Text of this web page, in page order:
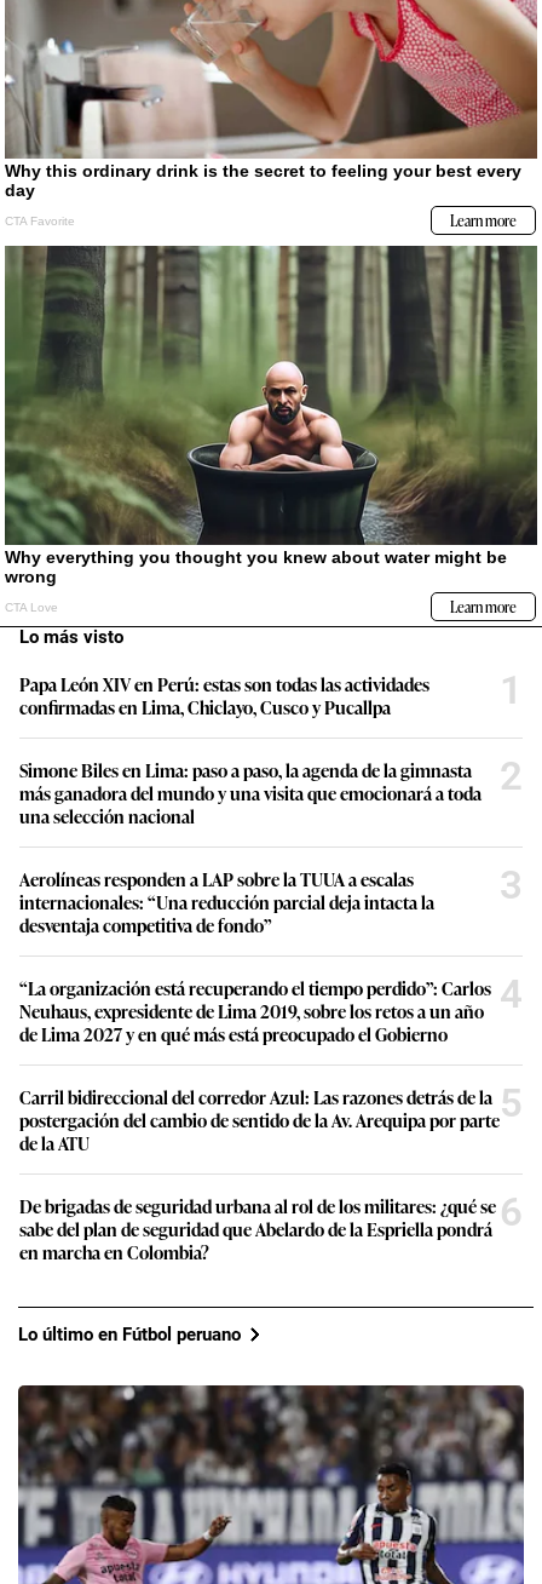
Lo más visto
Papa León XIV en Perú: estas son todas las actividades
confirmadas en Lima, Chiclayo, Cusco y Pucallpa
1
Simone Biles en Lima: paso a paso, la agenda de la gimnasta
más ganadora del mundo y una visita que emocionará a toda
una selección nacional
2
Aerolíneas responden a LAP sobre la TUUA a escalas
internacionales: “Una reducción parcial deja intacta la
desventaja competitiva de fondo”
3
“La organización está recuperando el tiempo perdido”: Carlos
Neuhaus, expresidente de Lima 2019, sobre los retos a un año
de Lima 2027 y en qué más está preocupado el Gobierno
4
Carril bidireccional del corredor Azul: Las razones detrás de la
postergación del cambio de sentido de la Av. Arequipa por parte
de la ATU
5
De brigadas de seguridad urbana al rol de los militares: ¿qué se
sabe del plan de seguridad que Abelardo de la Espriella pondrá
en marcha en Colombia?
6
Lo último en Fútbol peruano